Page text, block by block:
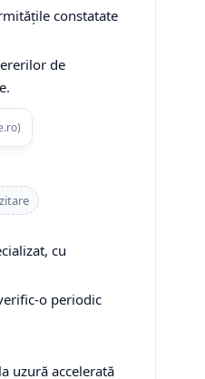
constatate
de
cu
o periodic
uzură accelerată